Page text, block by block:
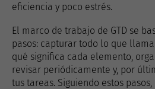
eficiencia y poco estrés.
El marco de trabajo de GTD se
pasos: capturar todo lo que
qué significa cada elemento,
revisar periódicamente y, por
tus tareas. Siguiendo estos pasos,